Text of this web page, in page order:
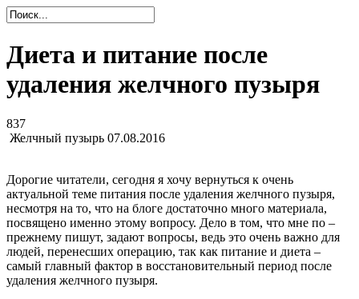
Диета и питание после
удаления желчного пузыря
837
Желчный пузырь 07.08.2016
Дорогие читатели, сегодня я хочу вернуться к очень
актуальной теме питания после удаления желчного пузыря,
несмотря на то, что на блоге достаточно много материала,
посвящено именно этому вопросу. Дело в том, что мне по –
прежнему пишут, задают вопросы, ведь это очень важно для
людей, перенесших операцию, так как питание и диета –
самый главный фактор в восстановительный период после
удаления желчного пузыря.